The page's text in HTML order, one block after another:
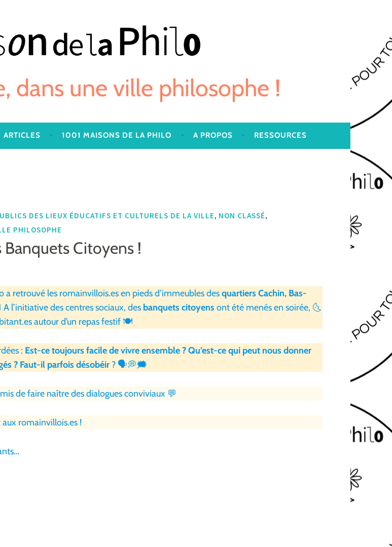
dans une ville philosophe !
ARTICLES 1001 MAISONS DE LA PHILO A PROPOS RESSOURCES
DES LIEUX ÉDUCATIFS ET CULTURELS DE LA VILLE, NON CLASSÉ,
PHILOSOPHE
Banquets Citoyens !
a retrouvé les romainvillois.es en pieds d’immeubles desquartiers Cachin, Bas-
A l’initiative des centres sociaux, des banquets citoyens ont été menés en soirée, 🌜
autour d’un repas festif 🍽
: Est-ce toujours facile de vivre ensemble ? Qu’est-ce qui peut nous donner
? Faut-il parfois désobéir ? 🗣💭🗯
de faire naître des dialogues conviviaux 💬
romainvillois.es !